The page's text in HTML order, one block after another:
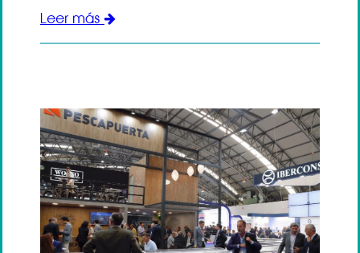
Leer más